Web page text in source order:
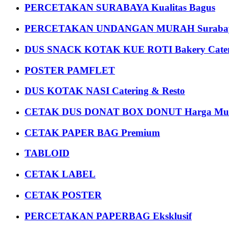
PERCETAKAN SURABAYA Kualitas Bagus
PERCETAKAN UNDANGAN MURAH
DUS SNACK KOTAK KUE ROTI Bakery
POSTER PAMFLET
DUS KOTAK NASI Catering & Resto
CETAK DUS DONAT BOX DONUT Harga
CETAK PAPER BAG Premium
TABLOID
CETAK LABEL
CETAK POSTER
PERCETAKAN PAPERBAG Eksklusif